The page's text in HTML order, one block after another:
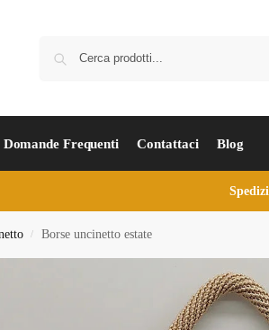
Domande Frequenti Contattaci Blog
/ Borse uncinetto estate